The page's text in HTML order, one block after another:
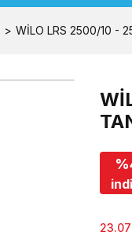
WİLO LRS 2500/10 -